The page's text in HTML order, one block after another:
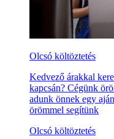
Olcsó költöztetés
Kedvező árakkal
kapcsán? Cégünk
adunk önnek egy
örömmel segítünk
Olcsó költöztetés